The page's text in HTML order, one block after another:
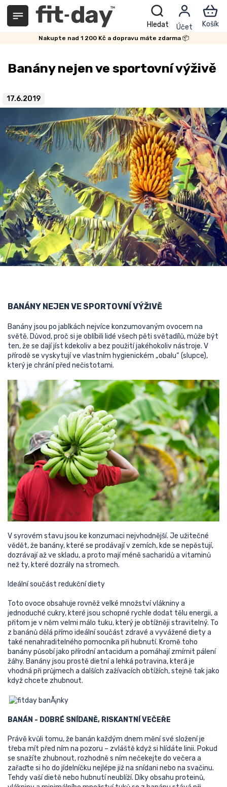
Přejít
obsah
Nakupte nad 1 200 Kč a dopravu máte zdarma 📦
Banány nejen ve sportovní výživě
17.6.2019
BANÁNY NEJEN VE SPORTOVNÍ VÝŽIVĚ
Banány jsou po jablkách nejvíce konzumovaným ovocem na
světě. Důvod, proč si je oblíbili lidé všech pěti světadílů, může být
ten, že se dají jíst kdekoliv a bez použití jakéhokoliv nástroje. V
přírodě se vyskytují ve vlastním hygienickém „obalu“ (slupce),
který je chrání před nečistotami.
V syrovém stavu jsou ke konzumaci nejvhodnější. Je užitečné
vědět, že banány, které se prodávají v zemích, kde se nepěstují,
dozrávají až ve skladu, a proto mají méně sacharidů a vitaminů
než ty, které dozrály na stromech.
Ideální součást redukční diety
Toto ovoce obsahuje rovněž velké množství vlákniny a
jednoduché cukry, které jsou schopné rychle dodat tělu energii, a
přitom je v něm velmi málo tuku, který je obtížněji stravitelný. To
z banánů dělá přímo ideální součást zdravé a vyvážené diety a
také nenahraditelného pomocníka při hubnutí. Kromě toho
banány působí jako přírodní antacidum a pomáhají zmírnit pálení
žáhy. Banány jsou prostě dietní a lehká potravina, která je
vhodná při průjmech a dalších zažívacích obtížích, stejně tak jako
když chcete zhubnout.
BANÁN - DOBRÉ SNÍDANĚ, RISKANTNÍ VEČEŘE
Právě kvůli tomu, že banán každým dnem mění své složení je
třeba mít před ním na pozoru – zvláště když si hlídáte linii. Pokud
se snažíte zhubnout, rozhodně s ním nečekejte do večera a
zařaďte si ho do jídelníčku nejlépe již na snídani nebo na svačinu.
Tehdy vaší dietě nebo hubnutí neublíží. Díky obsahu proteinů,